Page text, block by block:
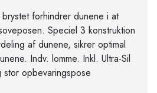
forhindrer dunene i at
Speciel 3 konstruktion
af dunene, sikrer optimal
Indv. lomme. Inkl. Ultra-Sil
opbevaringspose